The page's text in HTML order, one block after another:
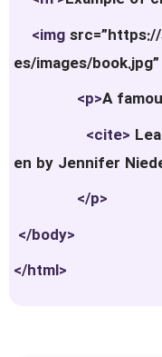
<img
es/images/book.jpg”
<p>A
<cite>
en by Jennifer
</p>
</body>
</html>